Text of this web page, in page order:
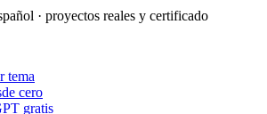
· proyectos reales y certificado
tema
cero
gratis